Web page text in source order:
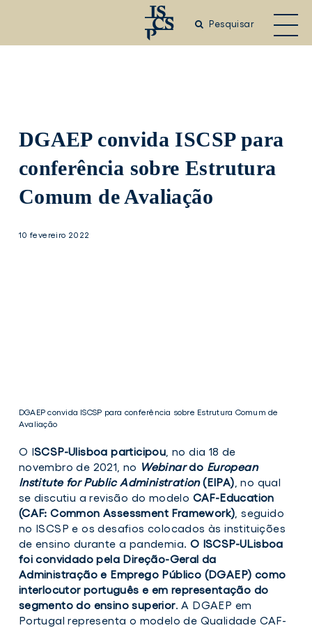
Pesquisar
DGAEP convida ISCSP para
conferência sobre Estrutura
Comum de Avaliação
10 fevereiro 2022
DGAEP
convida
ISCSP
para
conferência
sobre
Estrutura
Comum
DGAEP convida ISCSP para conferência sobre Estrutura Comum de
Avaliação
O ISCSP-Ulisboa participou , no dia 18 de
novembro de 2021, no Webinardo European
Institute for Public Administration(EIPA) , no qual
se discutiu a revisão do modelo CAF-Education
(CAF: Common Assessment Framework) , seguido
no ISCSP e os desafios colocados às instituições
de ensino durante a pandemia. O ISCSP-ULisboa
foi convidado pela Direção-Geral da
Administração e Emprego Público (DGAEP) como
interlocutor português e em representação do
segmento do ensino superior. A DGAEP em
Portugal representa o modelo de Qualidade CAF-